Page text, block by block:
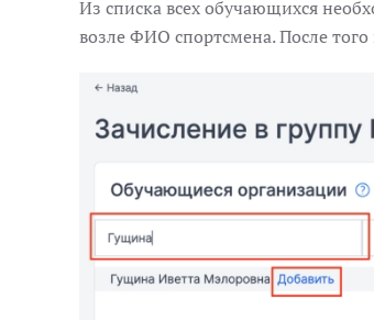
Из списка всех обучающихся
возле ФИО спортсмена. После